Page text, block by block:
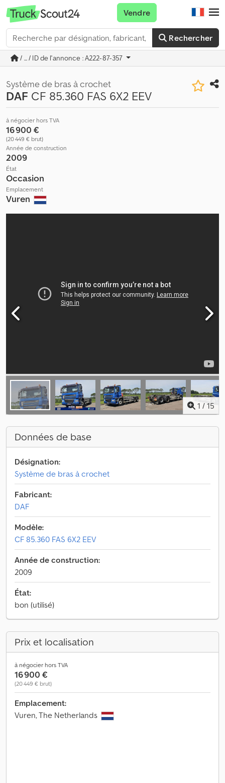
Rechercher
Vendre
/ ... / ID de l'annonce : A222-87-357
Système de bras à crochet
DAF CF 85.360 FAS 6X2 EEV
à négocier hors TVA
16 900 €
(20 449 € brut)
Année de construction
2009
État
Occasion
Emplacement
Vuren
1 / 15
Données de base
Désignation:
Système de bras à crochet
Fabricant:
DAF
Modèle:
CF 85.360 FAS 6X2 EEV
Année de construction:
2009
État:
bon (utilisé)
Prix et localisation
à négocier hors TVA
16 900 €
(20 449 € brut)
Emplacement:
Vuren, The Netherlands